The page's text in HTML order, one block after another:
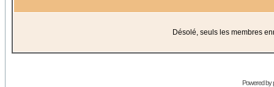
Désolé, seuls les membres
Powered by